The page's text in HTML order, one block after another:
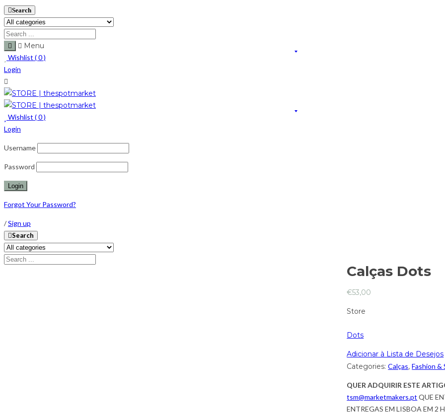
Search
Menu
Wishlist (0)
Login
Wishlist (0)
Login
Username
Password
Forgot Your Password?
/Sign up
Search
Calças Dots
€53,00
Store
Dots
Adicionar à Lista de Desejos
Categories:Calças,Fashion &
QUER ADQUIRIR ESTE
tsm@marketmakers.pt QUE
ENTREGAS EM LISBOA EM 2